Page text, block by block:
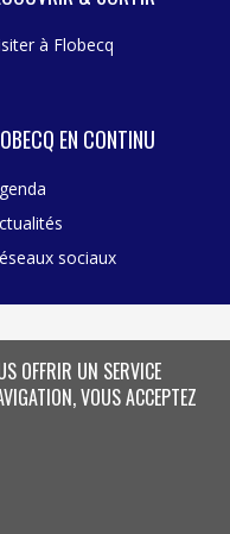
à Flobecq
EN CONTINU
sociaux
OFFRIR UN SERVICE
VOUS ACCEPTEZ